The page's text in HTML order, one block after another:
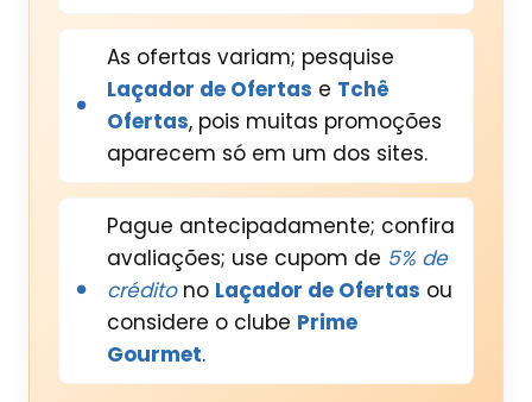
As ofertas variam; pesquise
Laçador de Ofertas e Tchê
Ofertas, pois muitas promoções
aparecem só em um dos sites.
Pague antecipadamente; confira
avaliações; use cupom de 5% de
créditono Laçador de Ofertas ou
considere o clube Prime
Gourmet.